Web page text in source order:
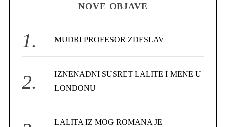
o
NOVE OBJAVE
MUDRI PROFESOR ZDESLAV
IZNENADNI SUSRET LALITE I MENE U
LONDONU
LALITA IZ MOG ROMANA JE